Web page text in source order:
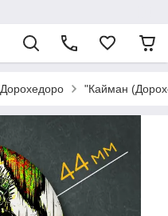
Дорохедоро "Кайман